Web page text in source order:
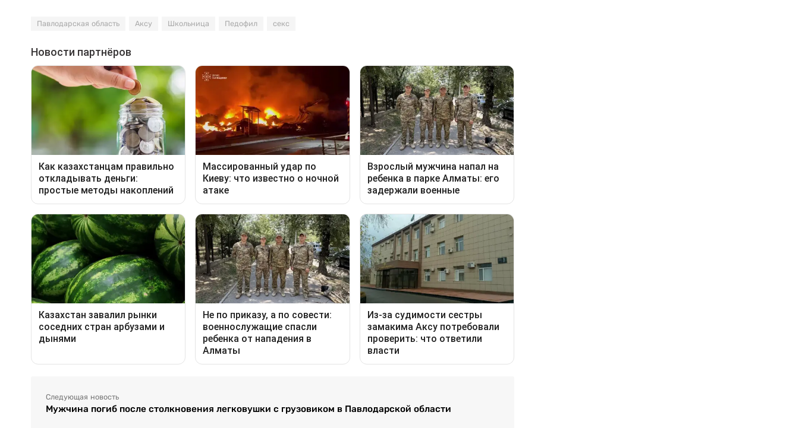
Павлодарская область Аксу Школьница Педофил секс
Следующая новость
Мужчина погиб после столкновения легковушки с грузовиком в Павлодарской области